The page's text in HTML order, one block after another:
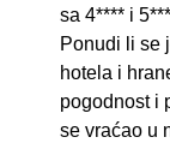
sa 4**** i
Ponudi li se
hotela i
pogodnost i
se vraćao u